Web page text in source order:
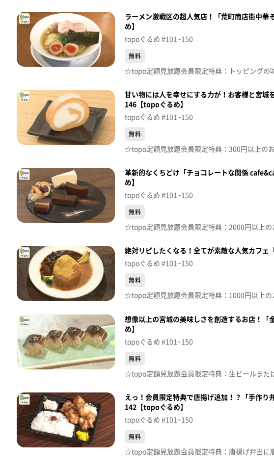
ラーメン激戦区の超人気店！「荒町商店街中
め】
topoぐるめ #101~150
無料
甘い物には人を幸せにする力が！お客様と宮
146【topoぐるめ】
topoぐるめ #101~150
無料
革新的なくちどけ「チョコレートな関係
め】
topoぐるめ #101~150
無料
絶対リピしたくなる！全てが素敵な人気カフェ
topoぐるめ #101~150
無料
想像以上の宮城の美味しさを創造するお店！
め】
topoぐるめ #101~150
無料
えっ！会員限定特典で唐揚げ追加！？「手作り
142【topoぐるめ】
topoぐるめ #101~150
無料